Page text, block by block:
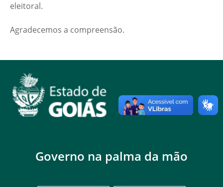
eleitoral.
Agradecemos a compreensão.
Governo na palma da mão